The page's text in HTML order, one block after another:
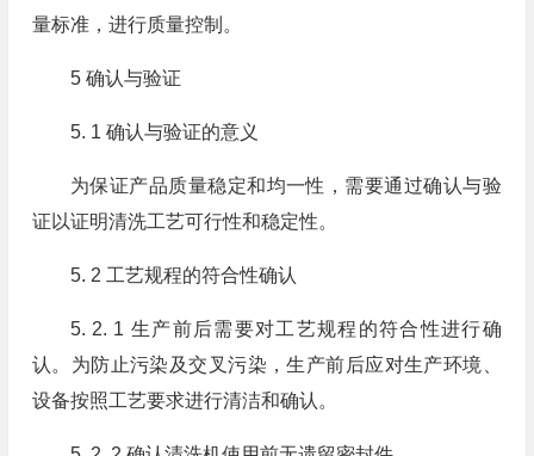
量标准，进行质量控制。
5 确认与验证
5. 1 确认与验证的意义
为保证产品质量稳定和均一性，需要通过确认与验
证以证明清洗工艺可行性和稳定性。
5. 2 工艺规程的符合性确认
5. 2. 1 生产前后需要对工艺规程的符合性进行确
认。为防止污染及交叉污染，生产前后应对生产环境、
设备按照工艺要求进行清洁和确认。